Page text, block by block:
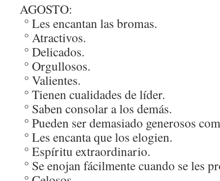
AGOSTO:
° Les encantan las bromas.
° Atractivos.
° Delicados.
° Orgullosos.
° Valientes.
° Tienen cualidades de líder.
° Saben consolar a los demás.
° Pueden ser demasiado generosos
° Les encanta que los elogien.
° Espíritu extraordinario.
° Se enojan fácilmente cuando se les